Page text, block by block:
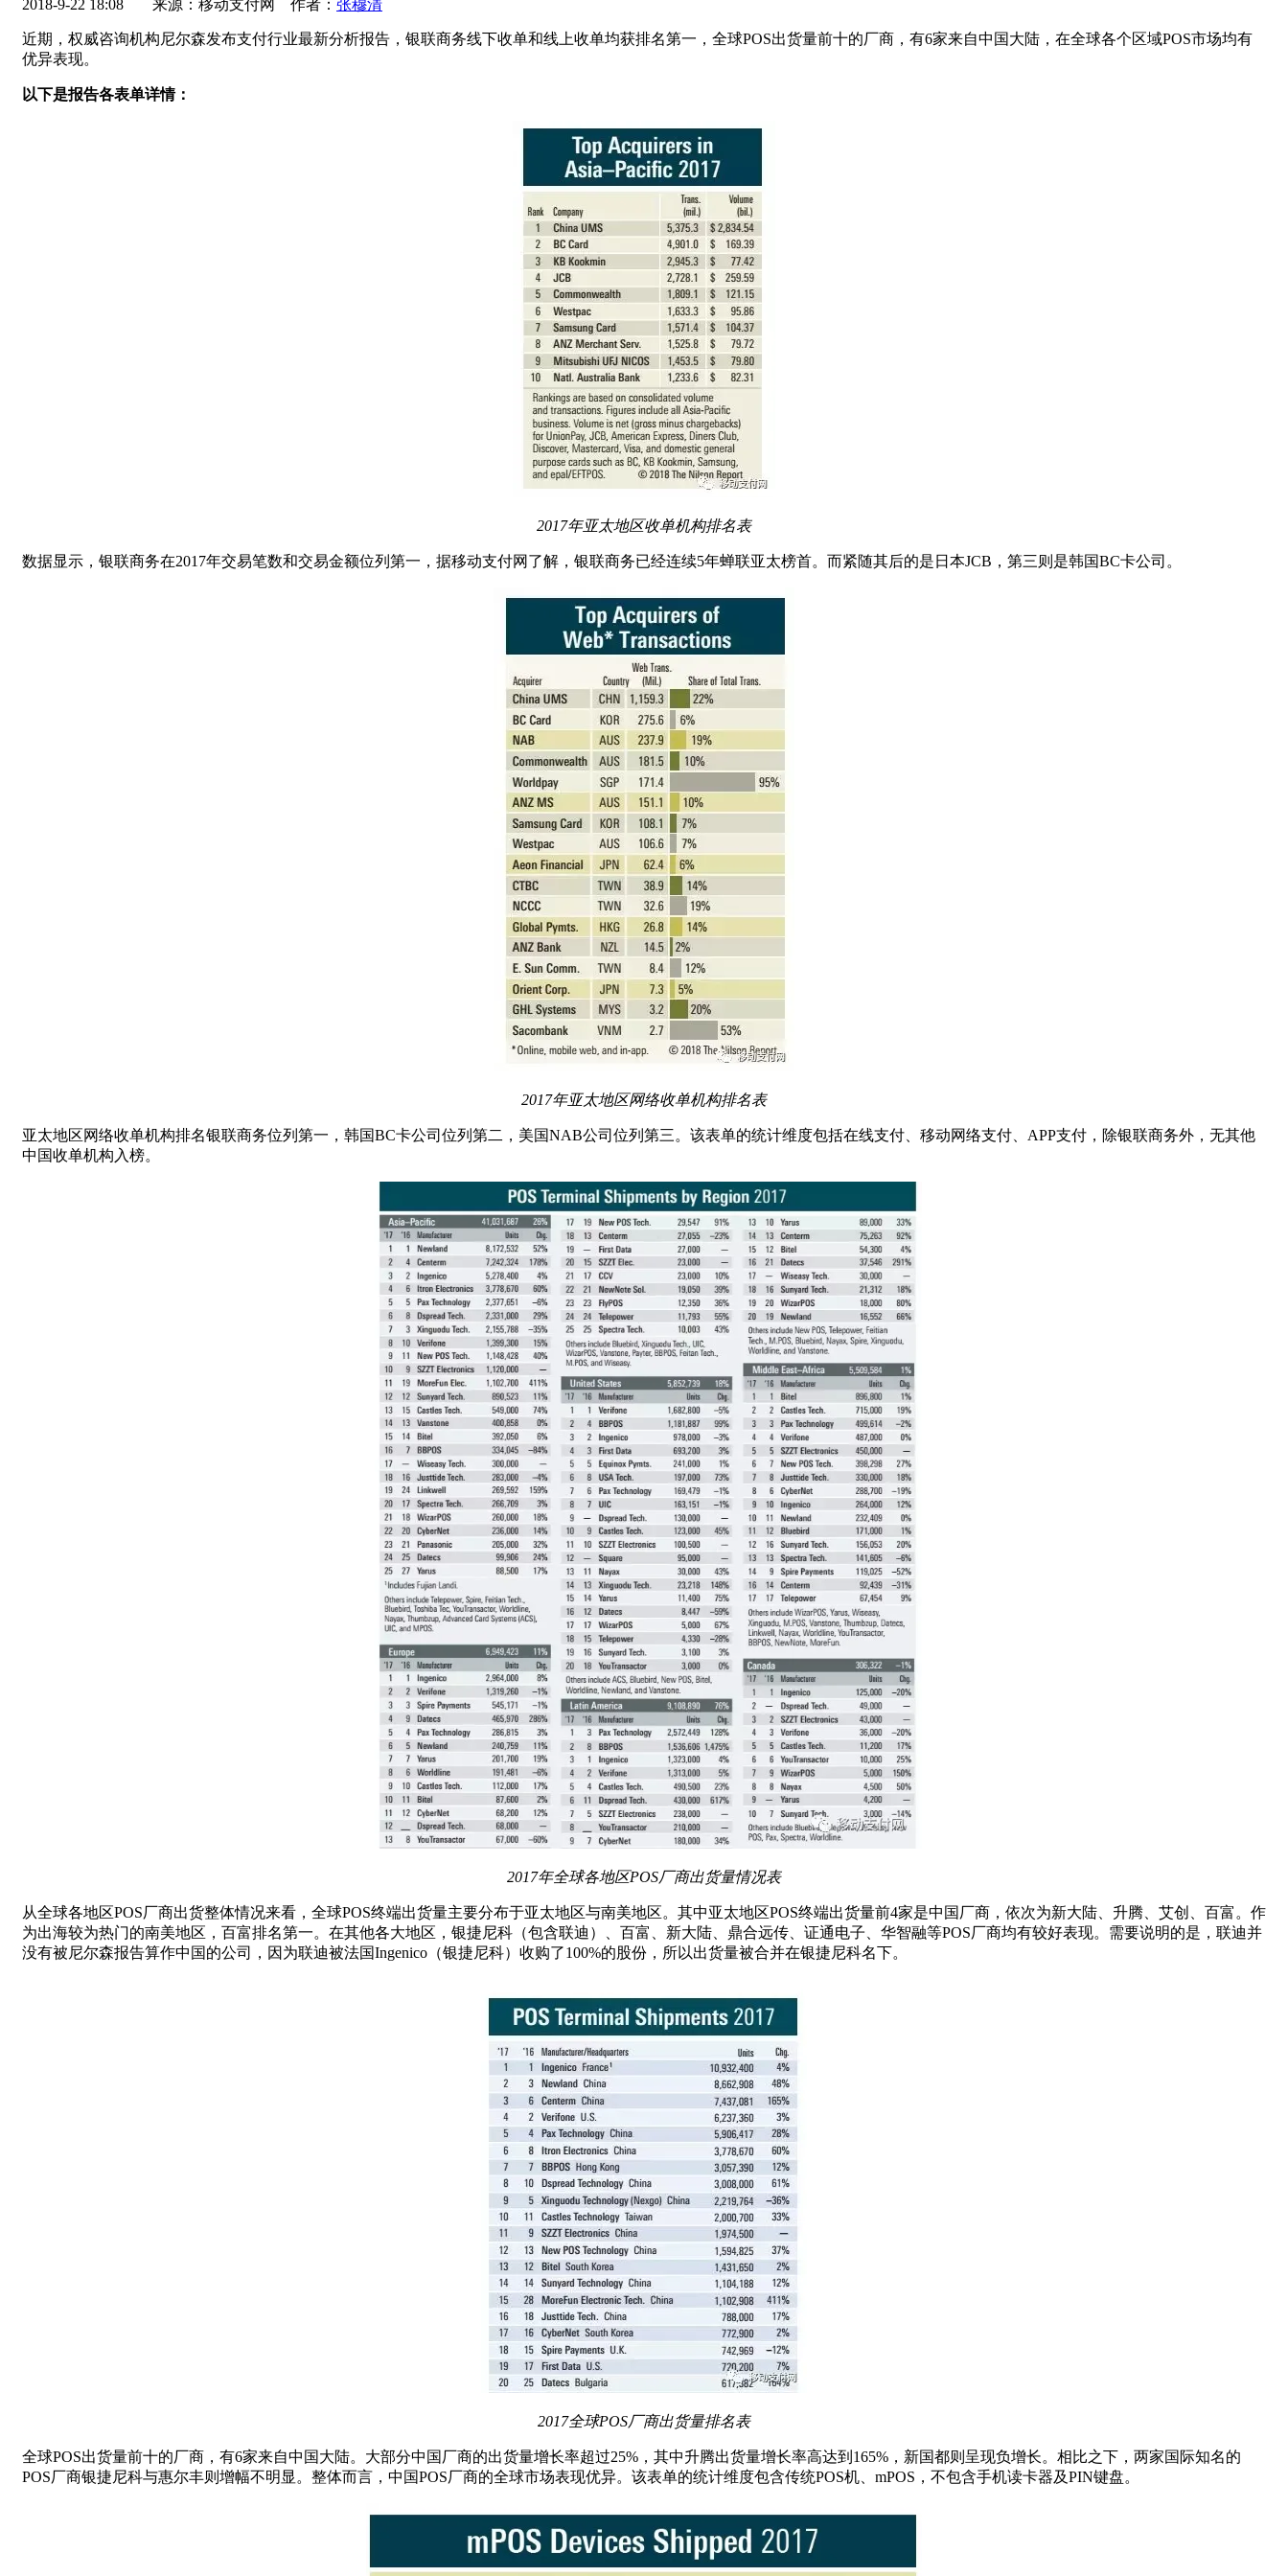
2018-9-22 18:08 来源：移动支付网 作者： 张穆清
近期，权威咨询机构尼尔森发布支付行业最新分析报告，银联商务线下收单和线上收单均获排名第一，全球POS出货量前十的厂商，有6家来自中国大陆，在全球各个区域POS市场均有
优异表现。
以下是报告各表单详情：
2017年亚太地区收单机构排名表
数据显示，银联商务在2017年交易笔数和交易金额位列第一，据移动支付网了解，银联商务已经连续5年蝉联亚太榜首。而紧随其后的是日本JCB，第三则是韩国BC卡公司。
2017年亚太地区网络收单机构排名表
亚太地区网络收单机构排名银联商务位列第一，韩国BC卡公司位列第二，美国NAB公司位列第三。该表单的统计维度包括在线支付、移动网络支付、APP支付，除银联商务外，无其他
中国收单机构入榜。
2017年全球各地区POS厂商出货量情况表
从全球各地区POS厂商出货整体情况来看，全球POS终端出货量主要分布于亚太地区与南美地区。其中亚太地区POS终端出货量前4家是中国厂商，依次为新大陆、升腾、艾创、百富。作
为出海较为热门的南美地区，百富排名第一。在其他各大地区，银捷尼科（包含联迪）、百富、新大陆、鼎合远传、证通电子、华智融等POS厂商均有较好表现。需要说明的是，联迪并
没有被尼尔森报告算作中国的公司，因为联迪被法国Ingenico（银捷尼科）收购了100%的股份，所以出货量被合并在银捷尼科名下。
2017全球POS厂商出货量排名表
全球POS出货量前十的厂商，有6家来自中国大陆。大部分中国厂商的出货量增长率超过25%，其中升腾出货量增长率高达到165%，新国都则呈现负增长。相比之下，两家国际知名的
POS厂商银捷尼科与惠尔丰则增幅不明显。整体而言，中国POS厂商的全球市场表现优异。该表单的统计维度包含传统POS机、mPOS，不包含手机读卡器及PIN键盘。